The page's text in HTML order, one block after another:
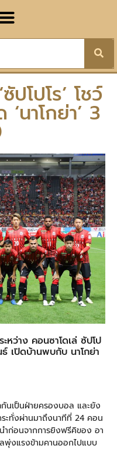
ปโปโร’ โชว์
นาโกย่า’ 3
ว่าง คอนซาโดเล่ ซัปโป
ธ์ เปิดบ้านพบกับ นาโกย่า
นเป็นฝ่ายครองบอล และยัง
ระทั่งผ่านมาถึงนาทีที่ 24 คอน
ำก่อนจากการยิงฟรีคิของ อา
พุ่งแรงข้ามคานออกไปแบบ